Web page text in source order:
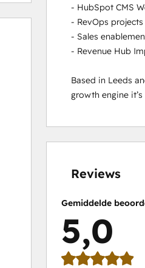
- HubSpot CMS
- RevOps
- Sales
- Revenue Hub
Based in Leeds
growth engine
Reviews
Gemiddelde
5,0